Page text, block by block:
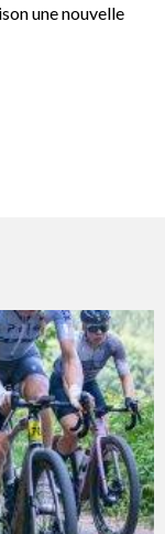
une nouvelle